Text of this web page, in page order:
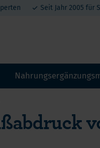
Seit Jahr 2005 für
Vitamine